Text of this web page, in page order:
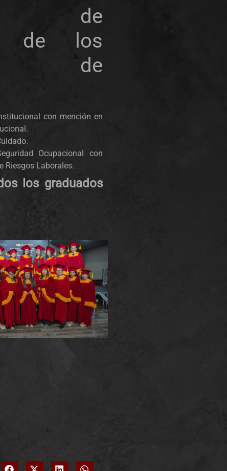
de
de los
de
con mención en
Ocupacional con
Riesgos Laborales.
los graduados